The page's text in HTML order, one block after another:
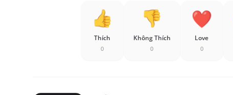
Thích
0
Không Thích
0
Love
0